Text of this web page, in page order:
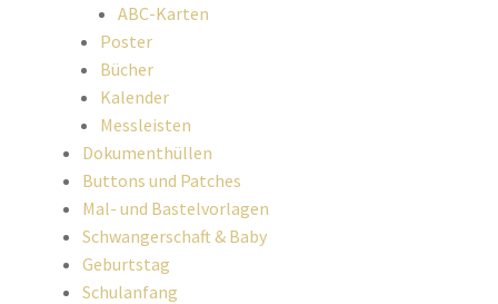
ABC-Karten
Poster
Bücher
Kalender
Messleisten
Dokumenthüllen
Buttons und Patches
Mal- und Bastelvorlagen
Schwangerschaft & Baby
Geburtstag
Schulanfang